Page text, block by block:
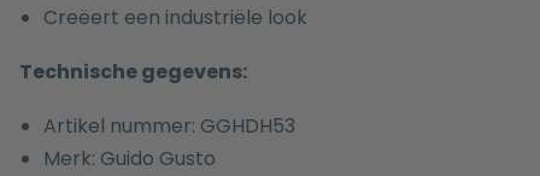
Creëert een industriële look
Technische gegevens:
Artikel nummer: GGHDH53
Merk: Guido Gusto